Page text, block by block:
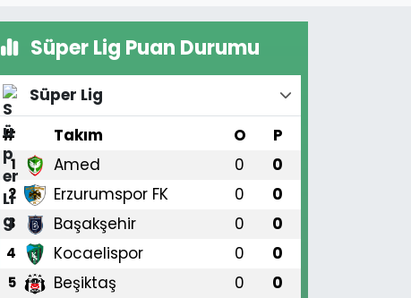
Süper Lig Puan Durumu
Süper Lig
#
Takım O P
1 Amed 0 0
2 Erzurumspor FK 0 0
3 Başakşehir 0 0
4 Kocaelispor 0 0
5 Beşiktaş 0 0